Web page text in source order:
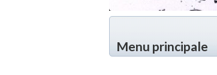
Menu principale